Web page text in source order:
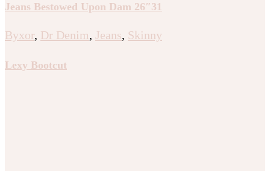
Jeans Bestowed Upon Dam 26″31
Byxor, Dr Denim, Jeans, Skinny
Lexy Bootcut